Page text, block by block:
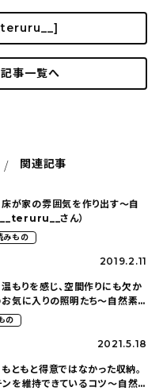
事一覧へ
関連記事
床が家の雰囲気を作り出す～自
__teruru__さん）
みもの
2019.2.11
温もりを感じ、空間作りにも欠か
気に入りの照明たち〜自然素
さん）
の
2021.5.18
もともと得意ではなかった収納。
を維持できているコツ〜自然